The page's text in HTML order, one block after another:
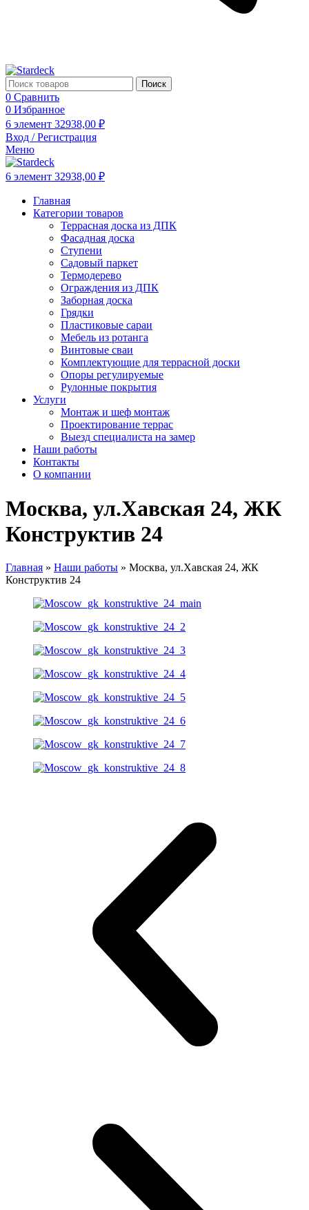
Поиск
0 Сравнить
0 Избранное
6 элемент 32938,00 ₽
Вход / Регистрация
Меню
6 элемент 32938,00 ₽
Главная
Категории товаров
Террасная доска из ДПК
Фасадная доска
Ступени
Садовый паркет
Термодерево
Ограждения из ДПК
Заборная доска
Грядки
Пластиковые сараи
Мебель из ротанга
Винтовые сваи
Комплектующие для террасной доски
Опоры регулируемые
Рулонные покрытия
Услуги
Монтаж и шеф монтаж
Проектирование террас
Выезд специалиста на замер
Наши работы
Контакты
О компании
Москва, ул.Хавская 24, ЖК
Конструктив 24
Главная » Наши работы » Москва, ул.Хавская 24, ЖК
Конструктив 24